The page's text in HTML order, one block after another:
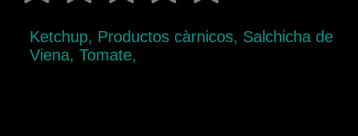
Ketchup, Productos càrnicos, Salchicha de
Viena, Tomate,